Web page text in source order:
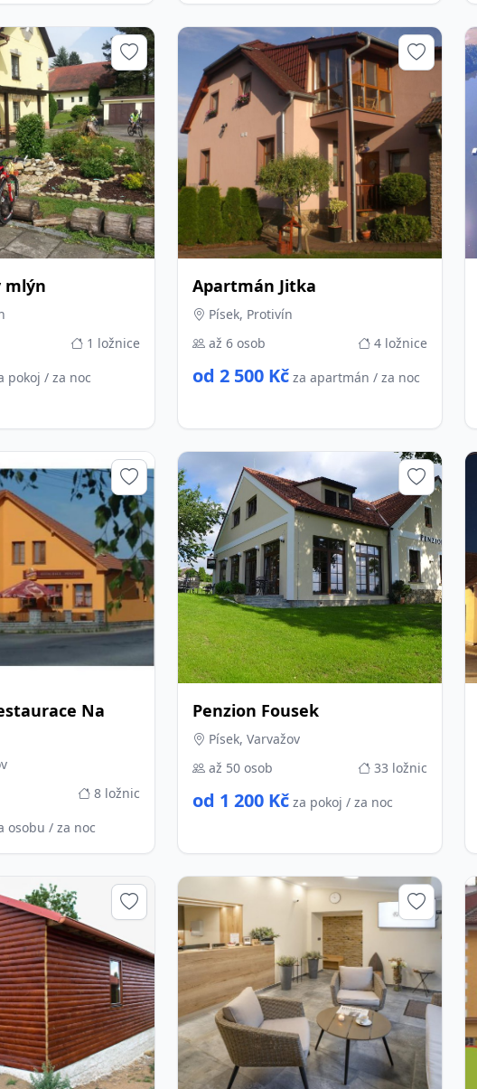
mlýn
1 ložnice
pokoj / za noc
Apartmán Jitka
Písek, Protivín
až 6 osob
4 ložnice
od 2 500 Kč za apartmán / za noc
Na
8 ložnic
osobu / za noc
Penzion Fousek
Písek, Varvažov
až 50 osob
33 ložnic
od 1 200 Kč za pokoj / za noc